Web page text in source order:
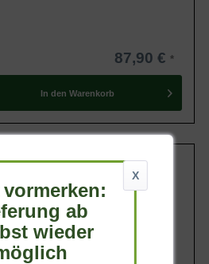
87,90 €
In den Warenkorb
Wuchsendhöhe
bis zu 2 m
Belaubung
Sommergrün
Blatt- / Nadelfarbe
X
ab
wieder